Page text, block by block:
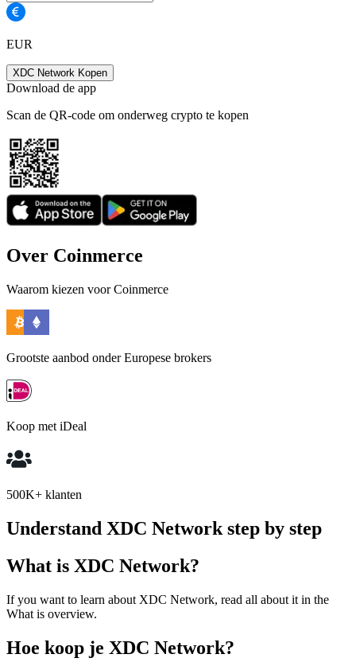
EUR
XDC Network Kopen
Download de app
Scan de QR-code om onderweg crypto te kopen
Over Coinmerce
Waarom kiezen voor Coinmerce
Grootste aanbod onder Europese brokers
Koop met iDeal
500K+ klanten
Understand XDC Network step by step
What is XDC Network?
If you want to learn about XDC Network, read all about it in the
What is overview.
Hoe koop je XDC Network?